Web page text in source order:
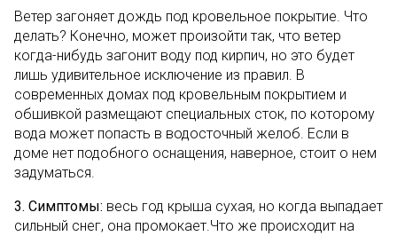
Ветер загоняет дождь под кровельное покрытие. Что
делать? Конечно, может произойти так, что ветер
когда-нибудь загонит воду под кирпич, но это будет
лишь удивительное исключение из правил. В
современных домах под кровельным покрытием и
обшивкой размещают специальных сток, по которому
вода может попасть в водосточный желоб. Если в
доме нет подобного оснащения, наверное, стоит о нем
задуматься.
3. Симптомы: весь год крыша сухая, но когда выпадает
сильный снег, она промокает.Что же происходит на